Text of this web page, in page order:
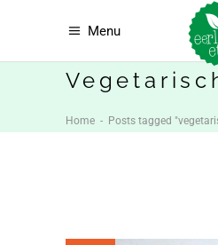
Menu
Home - Posts tagged